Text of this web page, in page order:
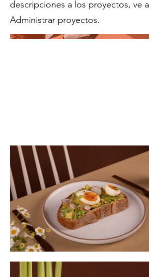
descripciones a los proyectos, ve a
Administrar proyectos.